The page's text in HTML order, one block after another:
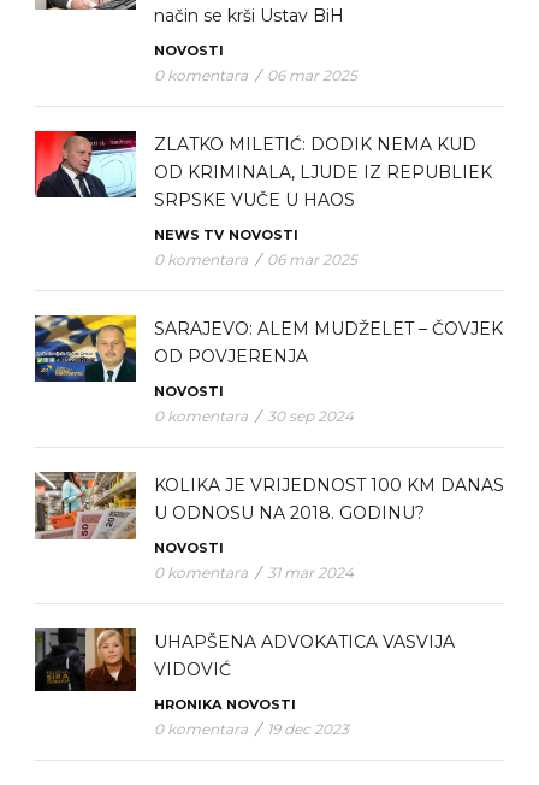
način se krši Ustav BiH
NOVOSTI
0 komentara / 06 mar 2025
ZLATKO MILETIĆ: DODIK NEMA KUD
OD KRIMINALA, LJUDE IZ REPUBLIEK
SRPSKE VUČE U HAOS
NEWS TV NOVOSTI
0 komentara / 06 mar 2025
SARAJEVO: ALEM MUDŽELET – ČOVJEK
OD POVJERENJA
NOVOSTI
0 komentara / 30 sep 2024
KOLIKA JE VRIJEDNOST 100 KM DANAS
U ODNOSU NA 2018. GODINU?
NOVOSTI
0 komentara / 31 mar 2024
UHAPŠENA ADVOKATICA VASVIJA
VIDOVIĆ
HRONIKA NOVOSTI
0 komentara / 19 dec 2023